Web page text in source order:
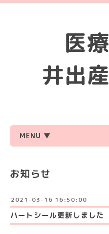
医
井出
MENU ▼
お知らせ
2021-03-16 16:50:00
ハートシール更新しました